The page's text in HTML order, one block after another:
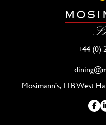
+44 (0)
Mosimann's, 11B West